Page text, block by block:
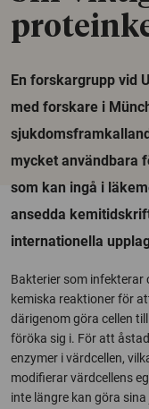
En forskargrupp vid
med forskare i
mycket användbara
som kan ingå i
ansedda
internationella
Bakterier som infekterar
kemiska reaktioner för
därigenom göra cellen
föröka sig i. För att
enzymer i värdcellen,
modifierar värdcellens
inte längre kan göra